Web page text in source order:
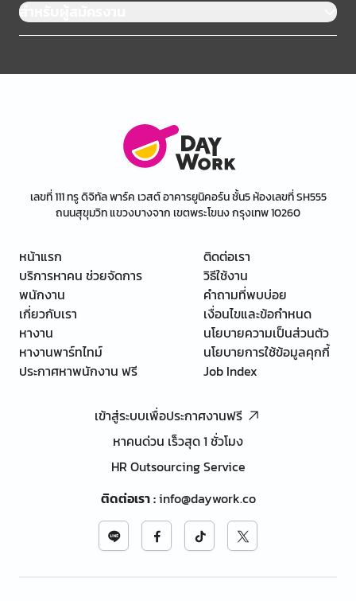
สำหรับผู้สมัครงาน
เลขที่ 111 ทรู ดิจิทัล พาร์ค เวสต์ อาคารยูนิคอร์น ชั้น5 ห้องเลขที่ SH555
ถนนสุขุมวิท แขวงบางจาก เขตพระโขนง กรุงเทพ 10260
หน้าแรก
บริการหาคน ช่วยจัดการ
พนักงาน
เกี่ยวกับเรา
หางาน
หางานพาร์ทไทม์
ประกาศหาพนักงาน ฟรี
ติดต่อเรา
วิธีใช้งาน
คำถามที่พบบ่อย
เงื่อนไขและข้อกำหนด
นโยบายความเป็นส่วนตัว
นโยบายการใช้ข้อมูลคุกกี้
Job Index
เข้าสู่ระบบเพื่อประกาศงานฟรี
หาคนด่วน เร็วสุด 1 ชั่วโมง
HR Outsourcing Service
ติดต่อเรา:info@daywork.co